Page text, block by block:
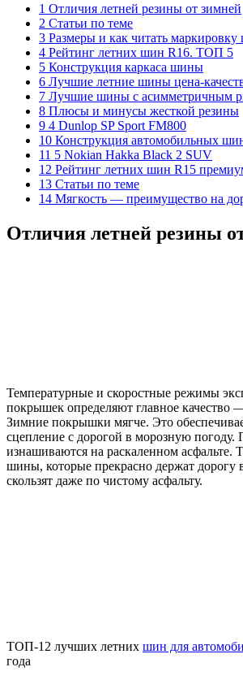
1 Отличия летней резины от зимней
2 Статьи по теме
3 Размеры и как читать
4 Рейтинг летних шин R16. ТОП 5
5 Конструкция каркаса шины
6 Лучшие летние шины цена-
7 Лучшие шины с асимметричным
8 Плюсы и минусы жесткой резины
9 4 Dunlop SP Sport FM800
10 Конструкция автомобильных
11 5 Nokian Hakka Black 2 SUV
12 Рейтинг летних шин R15
13 Статьи по теме
14 Мягкость — преимущество на
Отличия летней резины
Температурные и скоростные режимы
покрышек определяют главное качество
Зимние покрышки мягче. Это
сцепление с дорогой в морозную погоду.
изнашиваются на раскаленном асфальте.
шины, которые прекрасно держат дорогу
скользят даже по чистому асфальту.
ТОП-12 лучших летних шин для
года